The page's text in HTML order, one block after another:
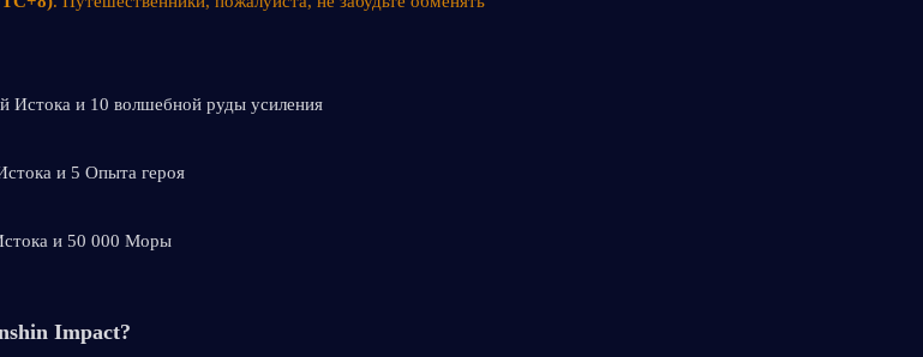
Истока и 10 волшебной руды усиления
и 5 Опыта героя
и 50 000 Моры
Impact?